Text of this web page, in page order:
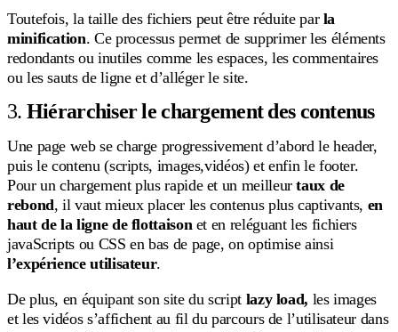
Toutefois, la taille des fichiers peut être réduite par la
minification. Ce processus permet de supprimer les éléments
redondants ou inutiles comme les espaces, les commentaires
ou les sauts de ligne et d’alléger le site.
3. Hiérarchiser le chargement des contenus
Une page web se charge progressivement d’abord le header,
puis le contenu (scripts, images,vidéos) et enfin le footer.
Pour un chargement plus rapide et un meilleurtaux de
rebond, il vaut mieux placer les contenus plus captivants, en
haut de la ligne de flottaison et en reléguant les fichiers
javaScripts ou CSS en bas de page, on optimise ainsi
l’expérience utilisateur.
De plus, en équipant son site du script lazy load, les images
et les vidéos s’affichent au fil du parcours de l’utilisateur dans